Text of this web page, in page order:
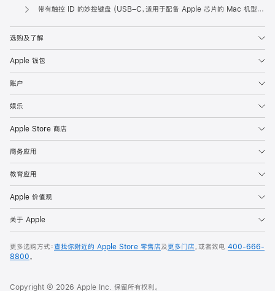
Apple
带有触控 ID 的妙控键盘 (USB–C，适用于配备 Apple 芯片的 Mac 机型) - 美式英语
选购及了解
Apple 钱包
账户
娱乐
Apple Store 商店
商务应用
教育应用
Apple 价值观
关于 Apple
更多选购方式：查找你附近的 Apple Store 零售店及更多门店，或者致电 400-666-
8800。
Copyright © 2026 Apple Inc. 保留所有权利。